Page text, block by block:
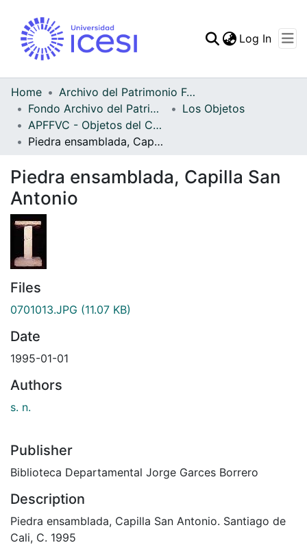
Statistics
Log In
Home
Archivo del Patrimonio Fotográfico y Fílmico del Valle del Cauca
Fondo Archivo del Patrimonio Fotográfico y Fílmico del Valle del Cauca
Los Objetos
APFFVC - Objetos del Culto - Patrimonial
Piedra ensamblada, Capilla San Antonio
Piedra ensamblada, Capilla San
Antonio
Files
0701013.JPG (11.07 KB)
Date
1995-01-01
Authors
s. n.
Publisher
Biblioteca Departamental Jorge Garces Borrero
Description
Piedra ensamblada, Capilla San Antonio. Santiago de
Cali, C. 1995